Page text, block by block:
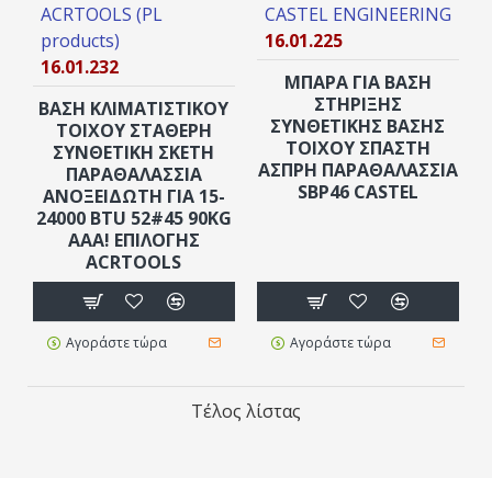
ACRTOOLS (PL
products)
16.01.232
ΒΑΣΗ ΚΛΙΜΑΤΙΣΤΙΚΟΥ
ΤΟΙΧΟΥ ΣΤΑΘΕΡΗ
ΣΥΝΘΕΤIKH ΣΚΕΤΗ
ΠΑΡΑΘΑΛΑΣΣΙΑ
ΑΝΟΞΕΙΔΩΤΗ ΓΙΑ 15-
24000 BTU 52#45 90KG
AAA! ΕΠΙΛΟΓΗΣ
ACRTOOLS
Αγοράστε τώρα
CASTEL ENGINEERING
16.01.225
ΜΠΑΡΑ ΓΙΑ ΒΑΣΗ
ΣTHPΙΞΗΣ
ΣΥΝΘΕΤΙΚΗΣ ΒΑΣΗΣ
ΤΟΙΧΟΥ ΣΠΑΣΤΗ
ΑΣΠΡΗ ΠΑΡΑΘΑΛΑΣΣΙΑ
SBP46 CASTEL
Αγοράστε τώρα
Τέλος λίστας